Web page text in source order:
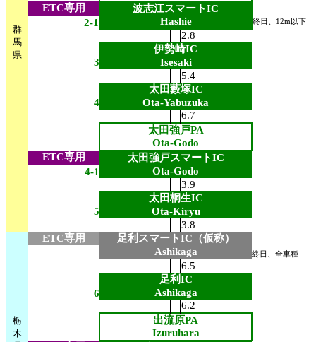
群
馬
県
ETC専用
波志江スマートIC
2-1
Hashie 終日、12m以下
2.8
伊勢崎IC
3
Isesaki
5.4
太田藪塚IC
4
Ota-Yabuzuka
6.7
太田強戸PA
Ota-Godo
ETC専用
太田強戸スマートIC
4-1
Ota-Godo
3.9
太田桐生IC
5
Ota-Kiryu
3.8
栃
木
ETC専用
足利スマートIC（仮称）
Ashikaga
終日、全車種
6.5
足利IC
6
Ashikaga
6.2
出流原PA
Izuruhara